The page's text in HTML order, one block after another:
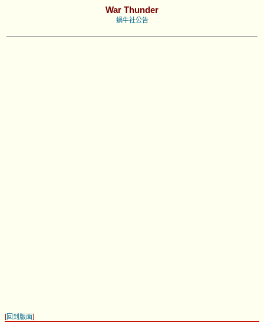
War Thunder
蝸牛社公告
[回到版面]